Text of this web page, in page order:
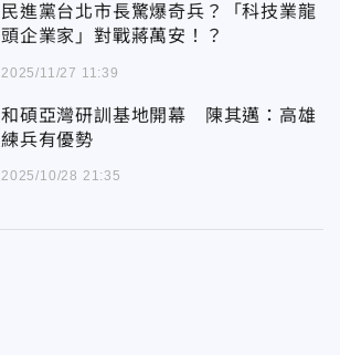
民進黨台北市長驚爆奇兵？「科技業龍
頭企業家」對戰蔣萬安！？
2025/11/27 11:39
和碩亞灣研訓基地開幕 陳其邁：高雄
練兵有優勢
2025/10/28 21:35